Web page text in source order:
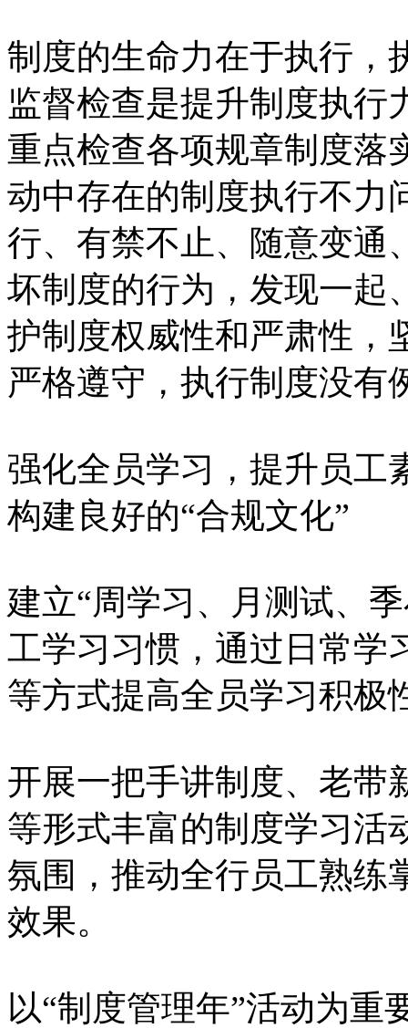
制度的生命力在于执行，
监督检查是提升制度执行
重点检查各项规章制度落
动中存在的制度执行不力
行、有禁不止、随意变通
坏制度的行为，发现一起
护制度权威性和严肃性，
严格遵守，执行制度没有
强化全员学习，提升员工
构建良好的“合规文化”
建立“周学习、月测试、
工学习习惯，通过日常学
等方式提高全员学习积极
开展一把手讲制度、老带
等形式丰富的制度学习活
氛围，推动全行员工熟练
效果。
以“制度管理年”活动为重